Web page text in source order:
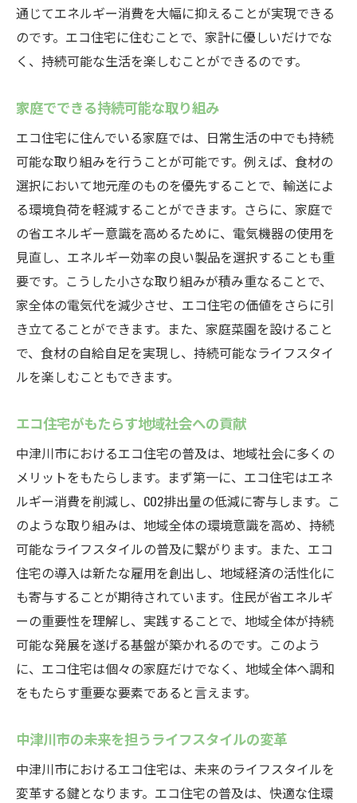
通じてエネルギー消費を大幅に抑えることが実現できる
のです。エコ住宅に住むことで、家計に優しいだけでな
く、持続可能な生活を楽しむことができるのです。
家庭でできる持続可能な取り組み
エコ住宅に住んでいる家庭では、日常生活の中でも持続
可能な取り組みを行うことが可能です。例えば、食材の
選択において地元産のものを優先することで、輸送によ
る環境負荷を軽減することができます。さらに、家庭で
の省エネルギー意識を高めるために、電気機器の使用を
見直し、エネルギー効率の良い製品を選択することも重
要です。こうした小さな取り組みが積み重なることで、
家全体の電気代を減少させ、エコ住宅の価値をさらに引
き立てることができます。また、家庭菜園を設けること
で、食材の自給自足を実現し、持続可能なライフスタイ
ルを楽しむこともできます。
エコ住宅がもたらす地域社会への貢献
中津川市におけるエコ住宅の普及は、地域社会に多くの
メリットをもたらします。まず第一に、エコ住宅はエネ
ルギー消費を削減し、CO2排出量の低減に寄与します。こ
のような取り組みは、地域全体の環境意識を高め、持続
可能なライフスタイルの普及に繋がります。また、エコ
住宅の導入は新たな雇用を創出し、地域経済の活性化に
も寄与することが期待されています。住民が省エネルギ
ーの重要性を理解し、実践することで、地域全体が持続
可能な発展を遂げる基盤が築かれるのです。このよう
に、エコ住宅は個々の家庭だけでなく、地域全体へ調和
をもたらす重要な要素であると言えます。
中津川市の未来を担うライフスタイルの変革
中津川市におけるエコ住宅は、未来のライフスタイルを
変革する鍵となります。エコ住宅の普及は、快適な住環